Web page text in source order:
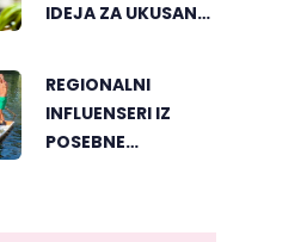
IDEJA ZA UKUSAN
REGIONALNI
INFLUENSERI IZ
POSEBNE
BANJALUKU